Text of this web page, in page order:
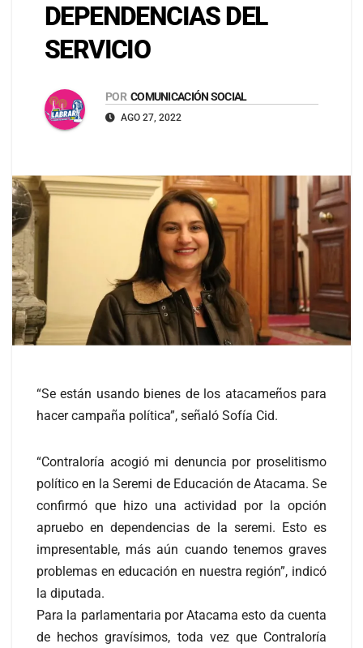
DEPENDENCIAS DEL
SERVICIO
POR COMUNICACIÓN SOCIAL
AGO 27, 2022
“Se están usando bienes de los atacameños para
hacer campaña política”, señaló Sofía Cid.
“Contraloría acogió mi denuncia por proselitismo
político en la Seremi de Educación de Atacama. Se
confirmó que hizo una actividad por la opción
apruebo en dependencias de la seremi. Esto es
impresentable, más aún cuando tenemos graves
problemas en educación en nuestra región”, indicó
la diputada.
Para la parlamentaria por Atacama esto da cuenta
de hechos gravísimos, toda vez que Contraloría